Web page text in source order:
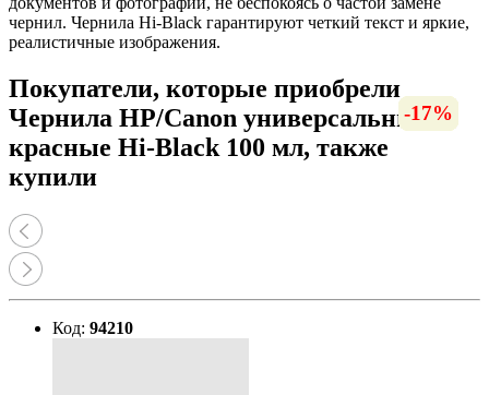
чернил. Чернила Hi-Black гарантируют четкий текст и яркие,
реалистичные изображения.
Покупатели, которые приобрели
Чернила HP/Canon универсальные
красные Hi-Black 100 мл, также
купили
-17%
Код: 94210
-16%
-15%
-26%
-11%
-8%
-17%